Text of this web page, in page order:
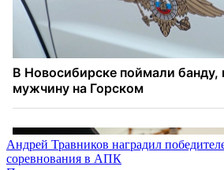
Навигация
Андрей Травников наградил
соревнования в АПК